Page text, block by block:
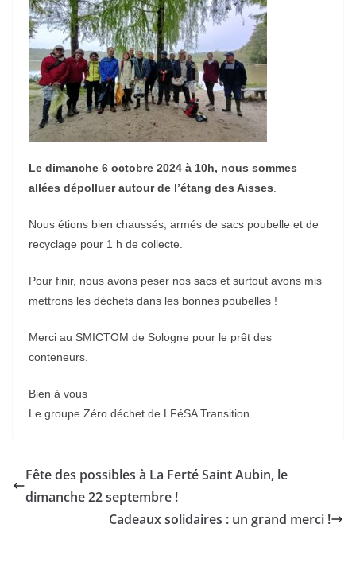
Le dimanche 6 octobre 2024 à 10h, nous sommes
allées dépolluer autour de l’étang des Aisses
Nous étions bien chaussés, armés de sacs poubelle et de
recyclage pour 1 h de collecte.
Pour finir, nous avons peser nos sacs et surtout avons mis
mettrons les déchets dans les bonnes poubelles !
Merci au SMICTOM de Sologne pour le prêt des
conteneurs.
Bien à vous
Le groupe Zéro déchet de LFéSA Transition
Fête des possibles à La Ferté Saint Aubin, le
dimanche 22 septembre !
Cadeaux solidaires : un grand merci !